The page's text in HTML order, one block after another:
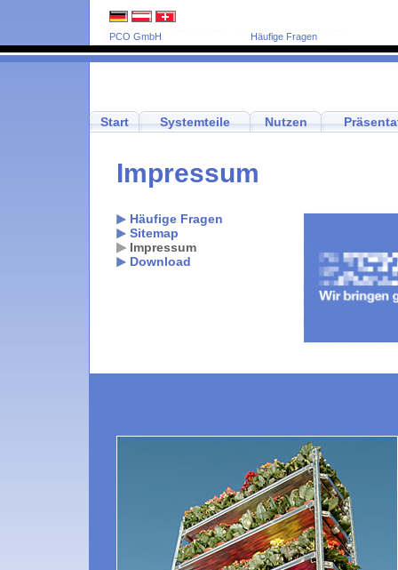
PCO GmbH Häufige Fragen
Start Systemteile Nutzen
Impressum
Häufige Fragen
Sitemap
Impressum
Download